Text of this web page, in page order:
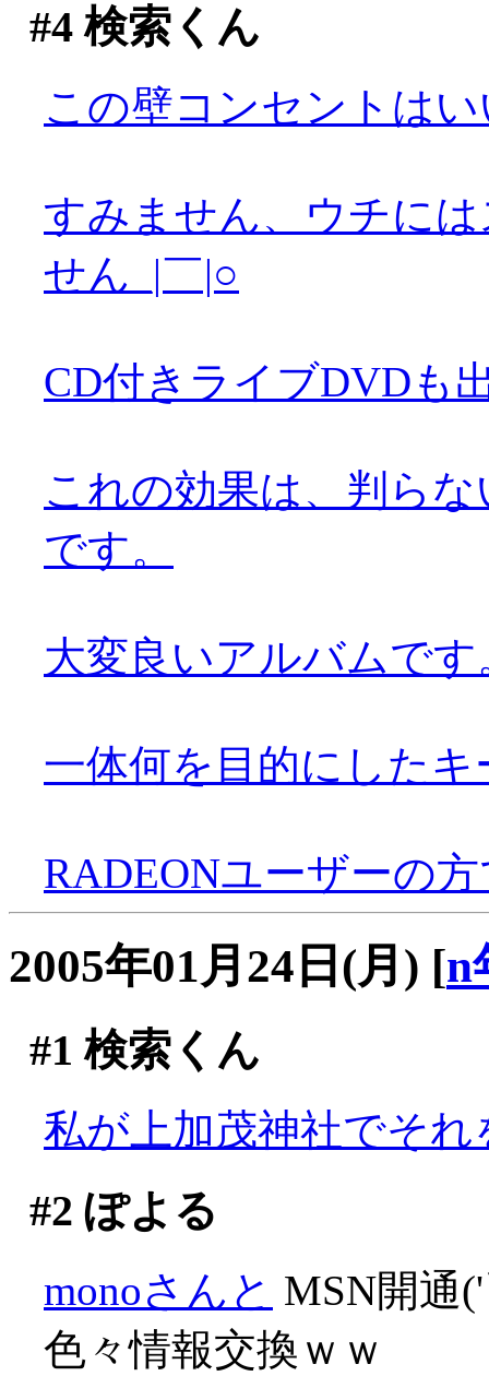
#4検索くん
この壁コンセントは
すみません、ウチに
せん_|￣|○
CD付きライブDVDも
これの効果は、判ら
です。
大変良いアルバムで
一体何を目的にした
RADEONユーザーの
2005年01月24日(月) [n
#1 検索くん
私が上加茂神社でそ
#2 ぽよる
monoさんと MSN開通
色々情報交換ｗｗ